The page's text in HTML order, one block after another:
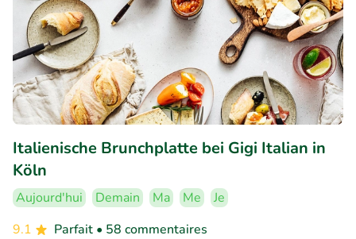
Italienische Brunchplatte bei Gigi Italian in
Köln
Aujourd'hui Demain Ma Me
Je
9.1
Parfait • 58 commentaires